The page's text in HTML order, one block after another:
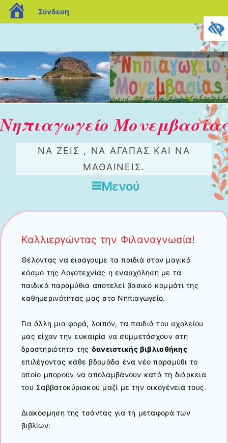
Νηπιαγωγείο Μονεμβασίας
ΝΑ ΖΕΊΣ , ΝΑ ΑΓΑΠΆΣ ΚΑΙ ΝΑ
ΜΑΘΑΊΝΕΙΣ.
Μενού
Καλλιεργώντας την Φιλαναγνωσία!
Θέλοντας να εισάγουμε τα παιδιά στον μαγικό
κόσμο της Λογοτεχνίας η ενασχόληση με τα
παιδικά παραμύθια αποτελεί βασικό κομμάτι της
καθημερινότητας μας στο Νηπιαγωγείο.
Για άλλη μια φορά, λοιπόν, τα παιδιά του σχολείου
μας είχαν την ευκαιρία να συμμετάσχουν στη
δραστηριότητα της δανειστικής βιβλιοθήκης
επιλέγοντας κάθε βδομάδα ένα νέο παραμύθι το
οποίο μπορούν να απολαμβάνουν κατά τη διάρκεια
του Σαββατοκύριακου μαζί με την οικογένειά τους.
Διακόσμηση της τσάντας για τη μεταφορά των
βιβλίων:
blogs.sch.gr
Σύνδεση